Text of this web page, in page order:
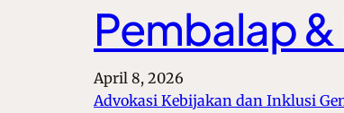
Pembalap
April 8, 2026
Advokasi Kebijakan dan Inklusi